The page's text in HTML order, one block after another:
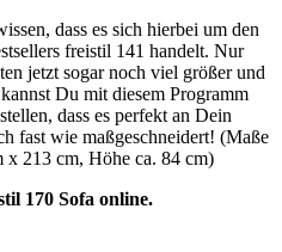
dass es sich hierbei um den
freistil 141 handelt. Nur
jetzt sogar noch viel größer und
Du mit diesem Programm
dass es perfekt an Dein
fast wie maßgeschneidert! (Maße
x 213 cm, Höhe ca. 84 cm)
170 Sofa online.